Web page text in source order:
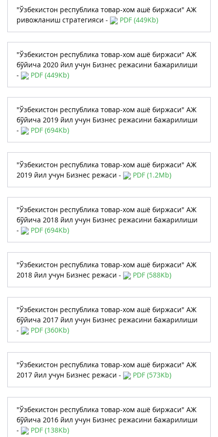
"Ўзбекистон республика товар-хом ашё биржаси" АЖ
ривожланиш стратегияси -
PDF (449Kb)
"Ўзбекистон республика товар-хом ашё биржаси" АЖ
бўйича 2020 йил учун Бизнес режасини бажарилиши
-
PDF (449Kb)
"Ўзбекистон республика товар-хом ашё биржаси" АЖ
бўйича 2019 йил учун Бизнес режасини бажарилиши
-
PDF (694Kb)
"Ўзбекистон республика товар-хом ашё биржаси" АЖ
2019 йил учун Бизнес режаси -
PDF (1.2Mb)
"Ўзбекистон республика товар-хом ашё биржаси" АЖ
бўйича 2018 йил учун Бизнес режасини бажарилиши
-
PDF (694Kb)
"Ўзбекистон республика товар-хом ашё биржаси" АЖ
2018 йил учун Бизнес режаси -
PDF (588Kb)
"Ўзбекистон республика товар-хом ашё биржаси" АЖ
бўйича 2017 йил учун Бизнес режасини бажарилиши
-
PDF (360Kb)
"Ўзбекистон республика товар-хом ашё биржаси" АЖ
2017 йил учун Бизнес режаси -
PDF (573Kb)
"Ўзбекистон республика товар-хом ашё биржаси" АЖ
бўйича 2016 йил учун Бизнес режасини бажарилиши
-
PDF (138Kb)